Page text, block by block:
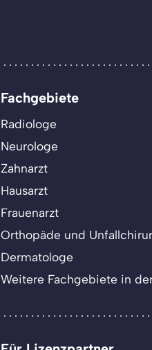
Fachgebiete
Radiologe
Neurologe
Zahnarzt
Hausarzt
Frauenarzt
Orthopäde und
Dermatologe
Weitere Fachgebiete in